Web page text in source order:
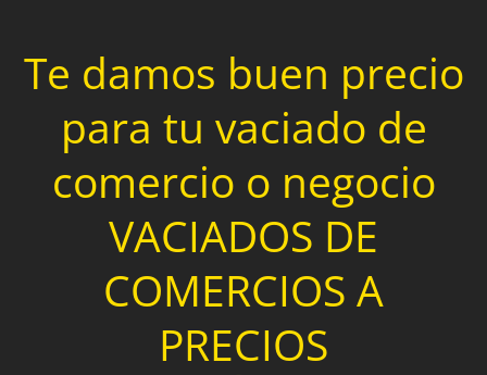
Te damos buen precio
para tu vaciado de
comercio o negocio
VACIADOS DE
COMERCIOS A
PRECIOS